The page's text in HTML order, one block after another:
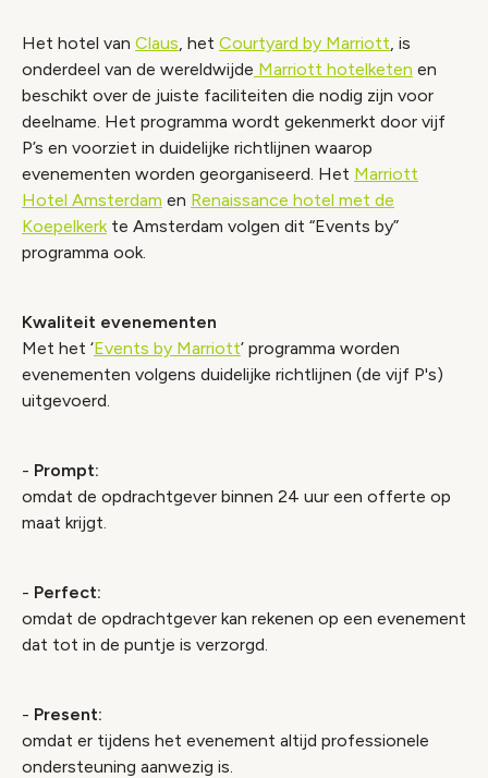
Het hotel van Claus, het Courtyard by Marriott, is
onderdeel van de wereldwijde Marriott hotelketen en
beschikt over de juiste faciliteiten die nodig zijn voor
deelname. Het programma wordt gekenmerkt door vijf
P’s en voorziet in duidelijke richtlijnen waarop
evenementen worden georganiseerd. Het Marriott
Hotel Amsterdam en Renaissance hotel met de
Koepelkerkte Amsterdam volgen dit “Events by”
programma ook.
Kwaliteit evenementen
Met het ‘Events by Marriott’ programma worden
evenementen volgens duidelijke richtlijnen (de vijf P's)
uitgevoerd.
- Prompt:
omdat de opdrachtgever binnen 24 uur een offerte op
maat krijgt.
- Perfect:
omdat de opdrachtgever kan rekenen op een evenement
dat tot in de puntje is verzorgd.
- Present:
omdat er tijdens het evenement altijd professionele
ondersteuning aanwezig is.